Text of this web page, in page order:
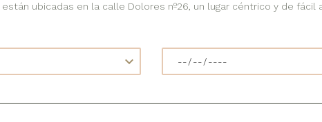
ubicadas en la calle Dolores nº26, un lugar céntrico y de fácil